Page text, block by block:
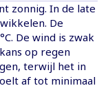
zonnig. In de late
De
De wind is zwak
op regen
terwijl het in
af tot minimaal